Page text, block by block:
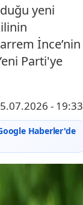
yeni
İnce’nin
Parti'ye
- 19:33
Haberler'de